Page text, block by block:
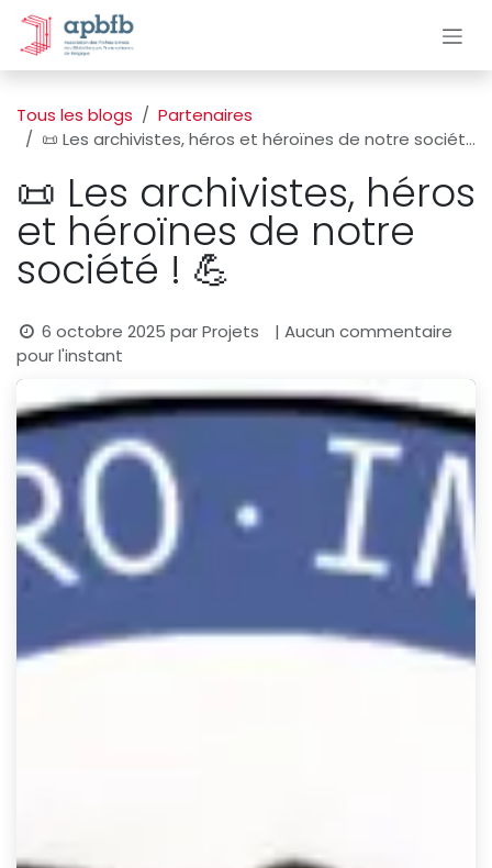
Se rendre au contenu
Tous les blogs
Partenaires
📜 Les archivistes, héros et héroïnes de notre société ! 💪
📜 Les archivistes, héros
et héroïnes de notre
société ! 💪
6 octobre 2025 parProjets
| Aucun commentaire
pour l'instant